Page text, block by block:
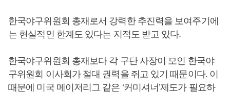
한국야구위원회 총재로서 강력한 추진력을 보여주기에
는 현실적인 한계도 있다는 지적도 받고 있다.
한국야구위원회 총재보다 각 구단 사장이 모인 한국야
구위원회 이사회가 절대 권력을 쥐고 있기 때문이다. 이
때문에 미국 메이저리그 같은 ‘커미셔너’제도가 필요하